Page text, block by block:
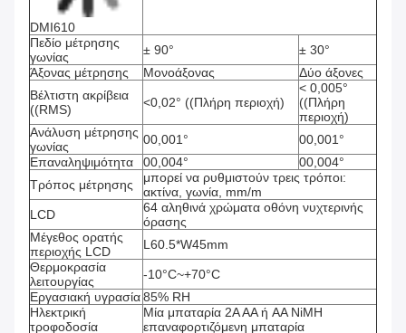
DMI610
Πεδίο μέτρησης
γωνίας
± 90°
± 30°
Άξονας μέτρησης
Μονοάξονας
Δύο άξονες
Βέλτιστη ακρίβεια
((RMS)
<0,02° ((Πλήρη περιοχή)
< 0,005°
((Πλήρη
περιοχή)
Ανάλυση μέτρησης
γωνίας
00,001°
00,001°
Επαναληψιμότητα
00,004°
00,004°
Τρόπος μέτρησης
μπορεί να ρυθμιστούν τρεις τρόποι:
ακτίνα, γωνία, mm/m
LCD
64 αληθινά χρώματα οθόνη νυχτερινής
όρασης
Μέγεθος ορατής
περιοχής LCD
L60.5*W45mm
Θερμοκρασία
λειτουργίας
-10°C~+70°C
Εργασιακή υγρασία85% RH
Ηλεκτρική
τροφοδοσία
Μία μπαταρία 2A AA ή AA NiMH
επαναφορτιζόμενη μπαταρία